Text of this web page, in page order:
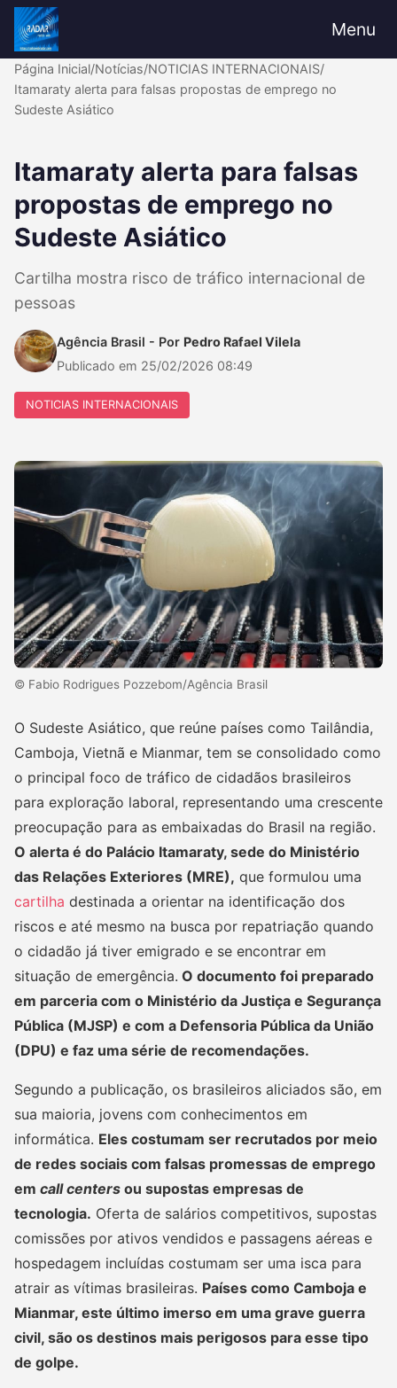
Menu
Página Inicial/Notícias/NOTICIAS INTERNACIONAIS/
Itamaraty alerta para falsas propostas de emprego no
Sudeste Asiático
Itamaraty alerta para falsas
propostas de emprego no
Sudeste Asiático
Cartilha mostra risco de tráfico internacional de
pessoas
Agência Brasil - Por Pedro Rafael Vilela
Publicado em 25/02/2026 08:49
NOTICIAS INTERNACIONAIS
© Fabio Rodrigues Pozzebom/Agência Brasil
O Sudeste Asiático, que reúne países como Tailândia,
Camboja, Vietnã e Mianmar, tem se consolidado como
o principal foco de tráfico de cidadãos brasileiros
para exploração laboral, representando uma crescente
preocupação para as embaixadas do Brasil na região.
O alerta é do Palácio Itamaraty, sede do Ministério
das Relações Exteriores (MRE), que formulou uma
cartilha destinada a orientar na identificação dos
riscos e até mesmo na busca por repatriação quando
o cidadão já tiver emigrado e se encontrar em
situação de emergência. O documento foi preparado
em parceria com o Ministério da Justiça e Segurança
Pública (MJSP) e com a Defensoria Pública da União
(DPU) e faz uma série de recomendações.
Segundo a publicação, os brasileiros aliciados são, em
sua maioria, jovens com conhecimentos em
informática. Eles costumam ser recrutados por meio
de redes sociais com falsas promessas de emprego
em call centers ou supostas empresas de
tecnologia. Oferta de salários competitivos, supostas
comissões por ativos vendidos e passagens aéreas e
hospedagem incluídas costumam ser uma isca para
atrair as vítimas brasileiras. Países como Camboja e
Mianmar, este último imerso em uma grave guerra
civil, são os destinos mais perigosos para esse tipo
de golpe.